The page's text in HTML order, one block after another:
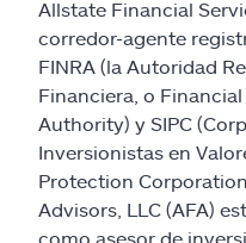
ir
Seguros y más
Recursos
Reclamos
Allstate Financial
corredor-agente
FINRA (la Autoridad
Financiera, o
Authority) y SIPC
Inversionistas en
Protection
Advisors, LLC (AFA)
como asesor de